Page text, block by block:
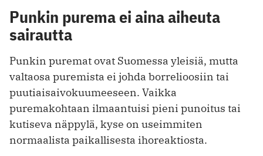
Punkin purema ei aina aiheuta
sairautta
Punkin puremat ovat Suomessa yleisiä, mutta
valtaosa puremista ei johda borrelioosiin tai
puutiaisaivokuumeeseen. Vaikka
puremakohtaan ilmaantuisi pieni punoitus tai
kutiseva näppylä, kyse on useimmiten
normaalista paikallisesta ihoreaktiosta.